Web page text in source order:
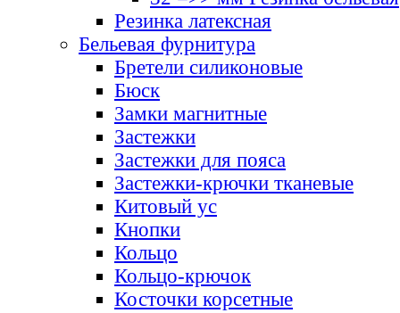
Резинка латексная
Бельевая фурнитура
Бретели силиконовые
Бюск
Замки магнитные
Застежки
Застежки для пояса
Застежки-крючки тканевые
Китовый ус
Кнопки
Кольцо
Кольцо-крючок
Косточки корсетные